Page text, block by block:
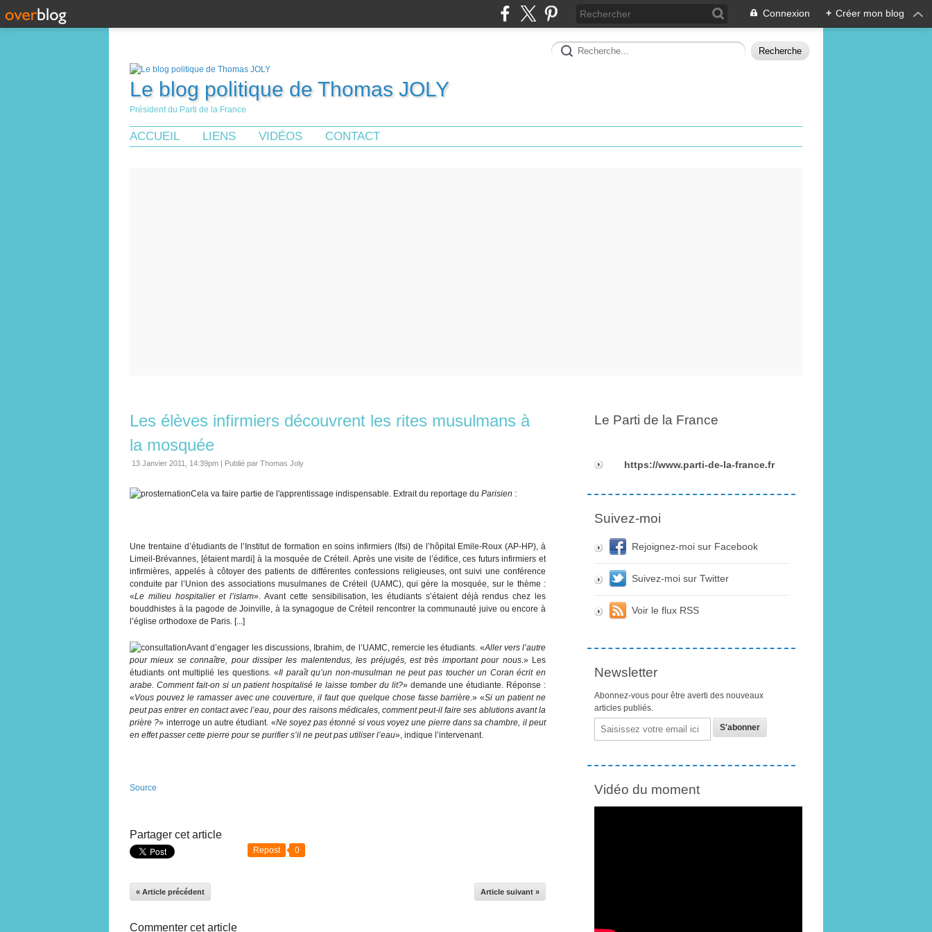
Connexion + Créer mon blog
Le blog politique de Thomas JOLY
Président du Parti de la France
ACCUEIL LIENS VIDÉOS CONTACT
Les élèves infirmiers découvrent les rites musulmans à
la mosquée
13 Janvier 2011, 14:39pm | Publié par Thomas Joly
Cela va faire partie de l'apprentissage indispensable. Extrait du reportage du Parisien :
Une trentaine d’étudiants de l’Institut de formation en soins infirmiers (Ifsi) de l’hôpital Emile-Roux (AP-HP), à
Limeil-Brévannes, [étaient mardi] à la mosquée de Créteil. Après une visite de l’édifice, ces futurs infirmiers et
infirmières, appelés à côtoyer des patients de différentes confessions religieuses, ont suivi une conférence
conduite par l’Union des associations musulmanes de Créteil (UAMC), qui gère la mosquée, sur le thème :
«Le milieu hospitalier et l’islam». Avant cette sensibilisation, les étudiants s’étaient déjà rendus chez les
bouddhistes à la pagode de Joinville, à la synagogue de Créteil rencontrer la communauté juive ou encore à
l’église orthodoxe de Paris. [...]
Avant d’engager les discussions, Ibrahim, de l’UAMC, remercie les étudiants. «Aller vers l’autre
pour mieux se connaître, pour dissiper les malentendus, les préjugés, est très important pour nous.» Les
étudiants ont multiplié les questions. «Il paraît qu’un non-musulman ne peut pas toucher un Coran écrit en
arabe. Comment fait-on si un patient hospitalisé le laisse tomber du lit?» demande une étudiante. Réponse :
«Vous pouvez le ramasser avec une couverture, il faut que quelque chose fasse barrière.» «Si un patient ne
peut pas entrer en contact avec l’eau, pour des raisons médicales, comment peut-il faire ses ablutions avant la
prière ?» interroge un autre étudiant. «Ne soyez pas étonné si vous voyez une pierre dans sa chambre, il peut
en effet passer cette pierre pour se purifier s’il ne peut pas utiliser l’eau», indique l’intervenant.
Source
Partager cet article
Repost 0
« Article précédent Article suivant »
Commenter cet article
Le Parti de la France
https://www.parti-de-la-france.fr
Suivez-moi
Rejoignez-moi sur Facebook
Suivez-moi sur Twitter
Voir le flux RSS
Newsletter
Abonnez-vous pour être averti des nouveaux
articles publiés.
Email
Vidéo du moment